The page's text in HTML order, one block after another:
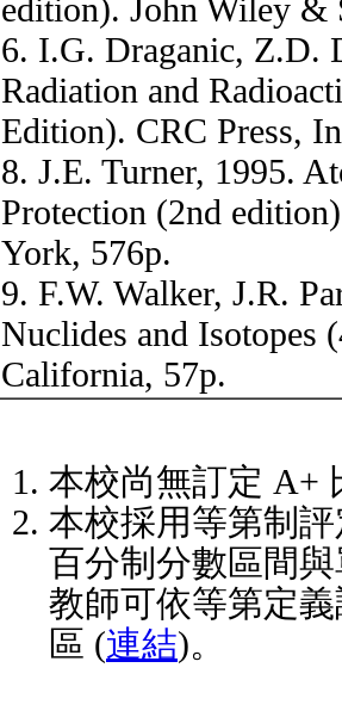
edition). John Wiley &
6. I.G. Draganic, Z.D.
Radiation and
Edition). CRC Press,
8. J.E. Turner, 1995.
Protection (2nd
York, 576p.
9. F.W. Walker, J.R.
Nuclides and Isotopes
California, 57p.
本校尚無訂定 A+
本校採用等第制
百分制分數區間
教師可依等第定
區 (連結)。